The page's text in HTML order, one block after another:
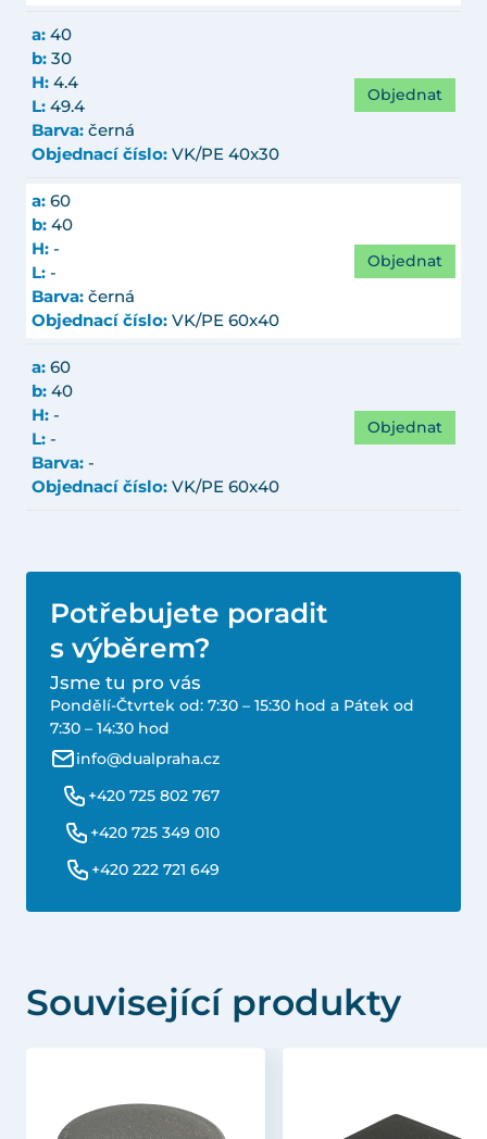
a: 40
b: 30
H: 4.4
L: 49.4
Barva: černá
Objednací číslo: VK/PE 40x30
Objednat
a: 60
b: 40
H: -
L: -
Barva: černá
Objednací číslo: VK/PE 60x40
Objednat
a: 60
b: 40
H: -
L: -
Barva: -
Objednací číslo: VK/PE 60x40
Objednat
Potřebujete poradit
s výběrem?
Jsme tu pro vás
Pondělí-Čtvrtek od: 7:30 – 15:30 hod a Pátek od
7:30 – 14:30 hod
info@dualpraha.cz
+420 725 802 767
+420 725 349 010
+420 222 721 649
Související produkty